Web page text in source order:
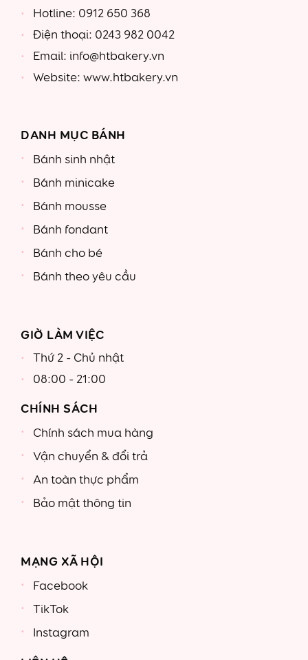
Hotline: 0912 650 368
Điện thoại: 0243 982 0042
Email: info@htbakery.vn
Website: www.htbakery.vn
DANH MỤC BÁNH
Bánh sinh nhật
Bánh minicake
Bánh mousse
Bánh fondant
Bánh cho bé
Bánh theo yêu cầu
GIỜ LÀM VIỆC
Thứ 2 - Chủ nhật
08:00 - 21:00
CHÍNH SÁCH
Chính sách mua hàng
Vận chuyển & đổi trả
An toàn thực phẩm
Bảo mật thông tin
MẠNG XÃ HỘI
Facebook
TikTok
Instagram